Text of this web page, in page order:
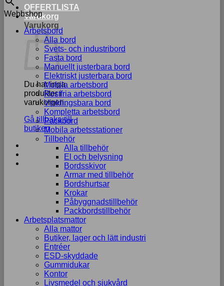
OFFERTLISTA
Varukorg
Varukorg
Du har inga
produkter i
varukorgen.
Gå tillbaka till
butiken
Webbshop
Arbetsbord
Alla bord
Svets- och industribord
Fasta bord
Manuellt justerbara bord
Elektriskt justerbara bord
Mobila arbetsbord
Rostfria arbetsbord
Vinklingsbara bord
Kompletta arbetsbord
Packbord
Mobila arbetsstationer
Tillbehör
Alla tillbehör
El och belysning
Bordsskivor
Armar med tillbehör
Bordshurtsar
Krokar
Påbyggnadstillbehör
Packbordstillbehör
Arbetsplatsmattor
Alla mattor
Butiker, lager och lätt industri
Entréer
ESD-skyddade
Gummidukar
Kontor
Livsmedel och sjukvård
Nödvändiga
Dessa kakor
går inte att
välja bort. De
behövs för att
hemsidan
över huvud
taget ska
fungera.
Statistik
För att vi ska
kunna
förbättra
hemsidans
funktionalitet
och
uppbyggnad,
Upplevelse
För att vår
hemsida ska
prestera så